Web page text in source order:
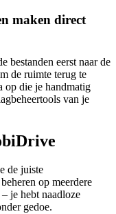
maken direct
bestanden eerst naar de
de ruimte terug te
op die je handmatig
van je
de juiste
op meerdere
je hebt naadloze
gedoe.